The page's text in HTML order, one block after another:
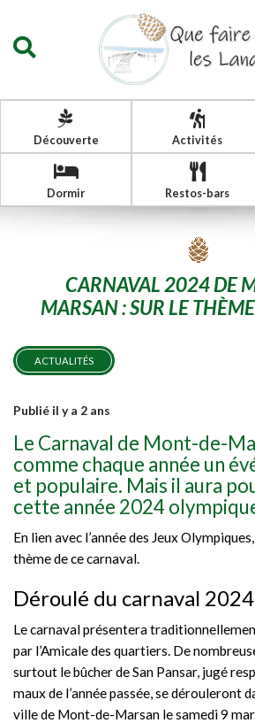
Découverte Activités
Dormir Restos-bars
CARNAVAL 2024 DE
MARSAN : SUR LE
ACTUALITÉS
Publié il y a 2 ans
Le Carnaval de Mont-de-
comme chaque année un
et populaire. Mais il aura
cette année 2024
En lien avec l’année des Jeux
thème de ce carnaval.
Déroulé du carnaval 2024
Le carnaval présentera
par l’Amicale des quartiers. De
surtout le bûcher de San Pansar, jugé
maux de l’année passée, se dérouleront
ville de Mont-de-Marsan le samedi 9